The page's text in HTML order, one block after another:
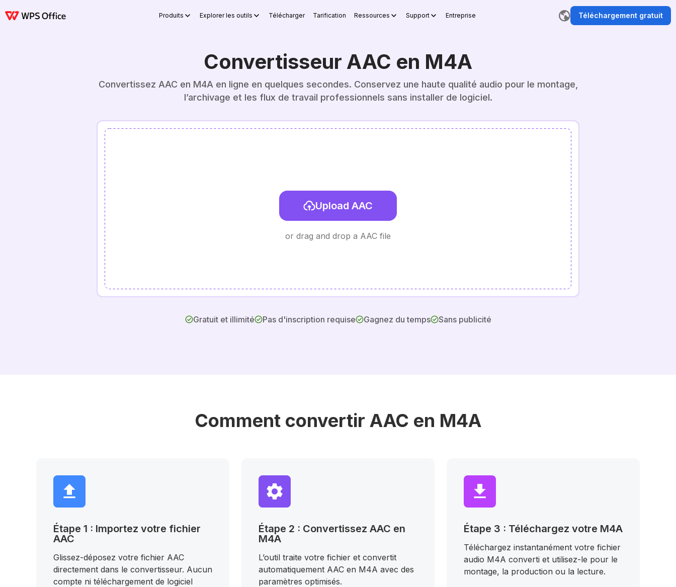
Produits Explorer les outils Télécharger Tarification Ressources Support Entreprise Téléchargement gratuit
Convertisseur AAC en M4A
Convertissez AAC en M4A en ligne en quelques secondes. Conservez une haute qualité audio pour le montage,
l’archivage et les flux de travail professionnels sans installer de logiciel.
Upload AAC
or drag and drop a AAC file
Gratuit et illimité Pas d'inscription requise Gagnez du temps Sans publicité
Comment convertir AAC en M4A
Étape 1 : Importez votre fichier
AAC
Glissez-déposez votre fichier AAC
directement dans le convertisseur. Aucun
compte ni téléchargement de logiciel
Étape 2 : Convertissez AAC en
M4A
L’outil traite votre fichier et convertit
automatiquement AAC en M4A avec des
paramètres optimisés.
Étape 3 : Téléchargez votre M4A
Téléchargez instantanément votre fichier
audio M4A converti et utilisez-le pour le
montage, la production ou la lecture.